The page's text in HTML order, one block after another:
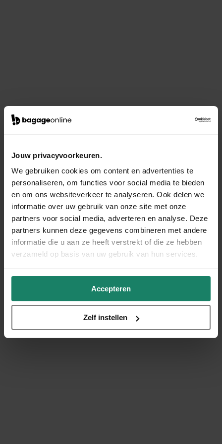
Jouw privacyvoorkeuren.
We gebruiken cookies om content en advertenties te
personaliseren, om functies voor social media te bieden
en om ons websiteverkeer te analyseren. Ook delen we
informatie over uw gebruik van onze site met onze
partners voor social media, adverteren en analyse. Deze
partners kunnen deze gegevens combineren met andere
informatie die u aan ze heeft verstrekt of die ze hebben
verzameld op basis van uw gebruik van hun services.
Accepteren
Zelf instellen